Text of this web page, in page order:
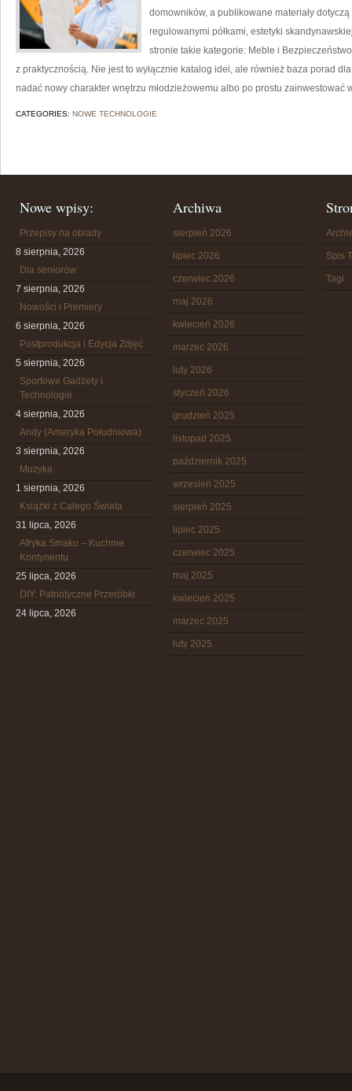
domowników, a publikowane materiały
regulowanymi półkami, estetyki
stronie takie kategorie: Meble i
z praktycznością. Nie jest to wyłącznie katalog idei, ale również baza porad
nadać nowy charakter wnętrzu młodzieżowemu albo po prostu zainwestować
CATEGORIES: NOWE TECHNOLOGIE
Nowe wpisy:
Przepisy na obiady
8 sierpnia, 2026
Dla seniorów
7 sierpnia, 2026
Nowości i Premiery
6 sierpnia, 2026
Postprodukcja i Edycja Zdjęć
5 sierpnia, 2026
Sportowe Gadżety i
Technologie
4 sierpnia, 2026
Andy (Ameryka Południowa)
3 sierpnia, 2026
Muzyka
1 sierpnia, 2026
Książki z Całego Świata
31 lipca, 2026
Afryka Smaku – Kuchnie
Kontynentu
25 lipca, 2026
DIY: Patriotyczne Przeróbki
24 lipca, 2026
Archiwa
sierpień 2026
lipiec 2026
czerwiec 2026
maj 2026
kwiecień 2026
marzec 2026
luty 2026
styczeń 2026
grudzień 2025
listopad 2025
październik 2025
wrzesień 2025
sierpień 2025
lipiec 2025
czerwiec 2025
maj 2025
kwiecień 2025
marzec 2025
luty 2025
Spis
Tagi